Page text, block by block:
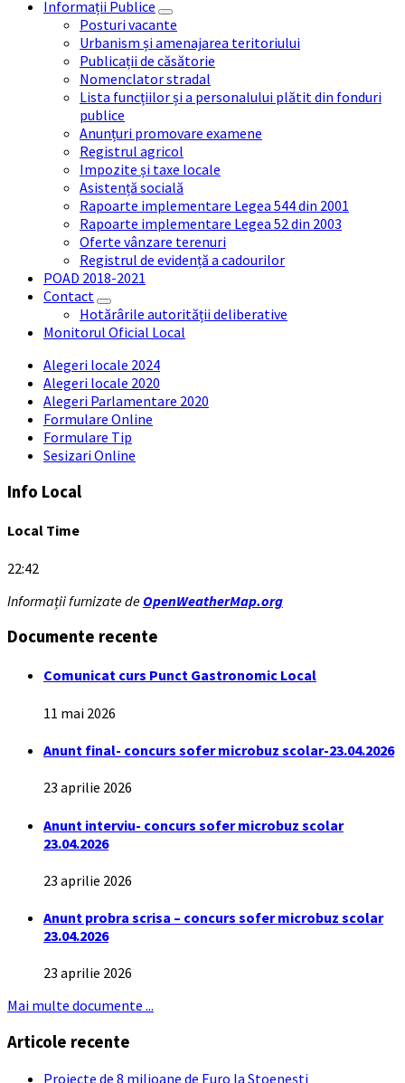
Informații Publice
Posturi vacante
Urbanism și amenajarea teritoriului
Publicații de căsătorie
Nomenclator stradal
Lista funcțiilor și a personalului plătit din fonduri
publice
Anunțuri promovare examene
Registrul agricol
Impozite și taxe locale
Asistență socială
Rapoarte implementare Legea 544 din 2001
Rapoarte implementare Legea 52 din 2003
Oferte vânzare terenuri
Registrul de evidență a cadourilor
POAD 2018-2021
Contact
Hotărârile autorității deliberative
Monitorul Oficial Local
Alegeri locale 2024
Alegeri locale 2020
Alegeri Parlamentare 2020
Formulare Online
Formulare Tip
Sesizari Online
Info Local
Local Time
22:42
Informații furnizate de OpenWeatherMap.org
Documente recente
Comunicat curs Punct Gastronomic Local
11 mai 2026
Anunt final- concurs sofer microbuz scolar-23.04.2026
23 aprilie 2026
Anunt interviu- concurs sofer microbuz scolar
23.04.2026
23 aprilie 2026
Anunt probra scrisa – concurs sofer microbuz scolar
23.04.2026
23 aprilie 2026
Mai multe documente ...
Articole recente
Proiecte de 8 milioane de Euro la Stoenești